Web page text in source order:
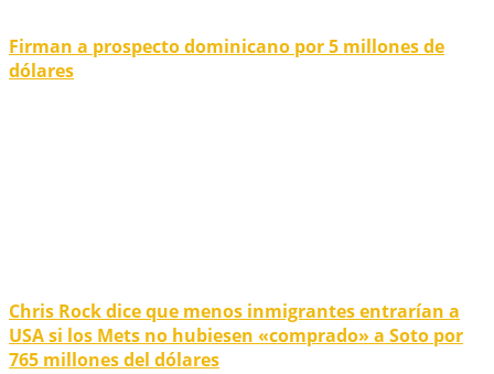
Firman a prospecto dominicano por 5 millones de
dólares
Chris Rock dice que menos inmigrantes entrarían a
USA si los Mets no hubiesen «comprado» a Soto por
765 millones del dólares